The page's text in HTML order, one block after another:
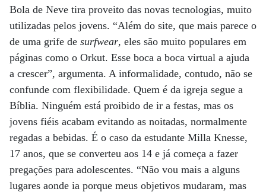
Bola de Neve tira proveito das novas tecnologias, muito
utilizadas pelos jovens. “Além do site, que mais parece o
de uma grife de surfwear, eles são muito populares em
páginas como o Orkut. Esse boca a boca virtual a ajuda
a crescer”, argumenta. A informalidade, contudo, não se
confunde com flexibilidade. Quem é da igreja segue a
Bíblia. Ninguém está proibido de ir a festas, mas os
jovens fiéis acabam evitando as noitadas, normalmente
regadas a bebidas. É o caso da estudante Milla Knesse,
17 anos, que se converteu aos 14 e já começa a fazer
pregações para adolescentes. “Não vou mais a alguns
lugares aonde ia porque meus objetivos mudaram, mas